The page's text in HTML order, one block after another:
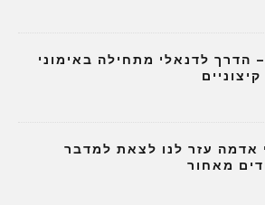
הדרך לדנאלי מתחילה באימוני
אדמה עזר לנו לצאת למדבר
מאחור